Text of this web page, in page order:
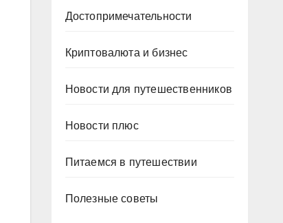
Достопримечательности
Криптовалюта и бизнес
Новости для путешественников
Новости плюс
Питаемся в путешествии
Полезные советы